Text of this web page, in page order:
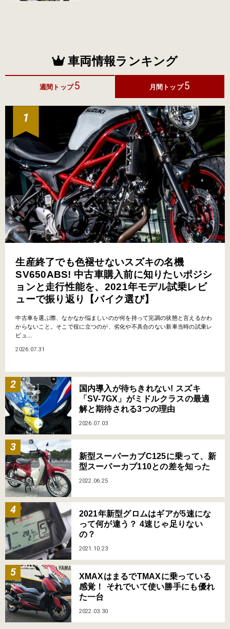
車両情報ランキング
週間トップ5 月間トップ 5
生産終了でも色褪せないスズキの名機
SV650ABS! 中古車購入前に知りたいポジシ
ョンと走行性能を、2021年モデル試乗レビ
ューで振り返り【バイク選び】
中古車を選ぶ際、なかなか悩ましいのが何を持って完調の状態と言えるかわ
からないこと。そこで役に立つのが、劣化や不具合のない新車当時の試乗レ
ビュ...
2026.07.31
国内導入が待ちきれない! スズキ
「SV-7GX」がミドルクラスの最適
解と期待される3つの理由
2026.07.03
新型スーパーカブC125に乗って、新
型スーパーカブ110との差を知った
2022.06.25
2021年新型グロムはギアが5速にな
って何が違う？ 4速じゃ足りない
の？
2021.10.23
XMAXはまるでTMAXに乗っている
感覚！ それでいて使い勝手にも優れ
た一台
2022.03.30